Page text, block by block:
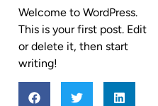
Welcome to WordPress.
This is your first post. Edit
or delete it, then start
writing!